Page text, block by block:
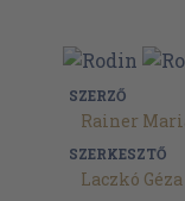
SZERZŐ
Rainer
SZERKESZTŐ
Laczkó Géza